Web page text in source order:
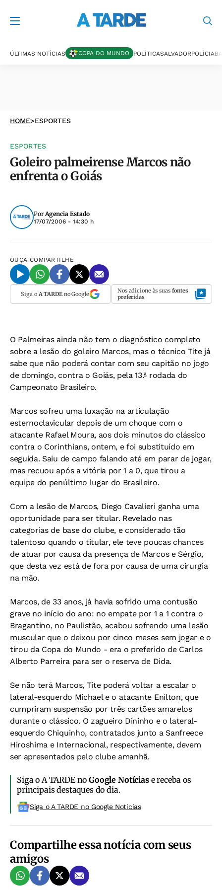
ÚLTIMAS NOTÍCIAS COPA DO MUNDO POLÍTICASALVADORPOLÍCIA
HOME>ESPORTES
ESPORTES
Goleiro palmeirense Marcos não
enfrenta o Goiás
PorAgencia Estado
17/07/2006 - 14:30 h
OUÇA COMPARTILHE
Siga o A TARDEno Google Nos adicione às suas fontes
preferidas
O Palmeiras ainda não tem o diagnóstico completo
sobre a lesão do goleiro Marcos, mas o técnico Tite já
sabe que não poderá contar com seu capitão no jogo
de domingo, contra o Goiás, pela 13.ª rodada do
Campeonato Brasileiro.
Marcos sofreu uma luxação na articulação
esternoclavicular depois de um choque com o
atacante Rafael Moura, aos dois minutos do clássico
contra o Corinthians, ontem, e foi substituído em
seguida. Saiu de campo falando até em parar de jogar,
mas recuou após a vitória por 1 a 0, que tirou a
equipe do penúltimo lugar do Brasileiro.
Com a lesão de Marcos, Diego Cavalieri ganha uma
oportunidade para ser titular. Revelado nas
categorias de base do clube, e considerado tão
talentoso quando o titular, ele teve poucas chances
de atuar por causa da presença de Marcos e Sérgio,
que desta vez está de fora por causa de uma cirurgia
na mão.
Marcos, de 33 anos, já havia sofrido uma contusão
grave no início do ano: no empate por 1 a 1 contra o
Bragantino, no Paulistão, acabou sofrendo uma lesão
muscular que o deixou por cinco meses sem jogar e o
tirou da Copa do Mundo - era o preferido de Carlos
Alberto Parreira para ser o reserva de Dida.
Se não terá Marcos, Tite poderá voltar a escalar o
lateral-esquerdo Michael e o atacante Enílton, que
cumpriram suspensão por três cartões amarelos
durante o clássico. O zagueiro Dininho e o lateral-
esquerdo Chiquinho, contratados junto a Sanfreece
Hiroshima e Internacional, respectivamente, devem
ser apresentados pelo clube amanhã.
Siga o A TARDE noGoogle Notíciase receba os
principais destaques do dia.
Siga o A TARDE no Google Noticias
Compartilhe essa notícia com seus
amigos